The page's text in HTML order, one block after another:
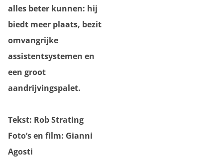
alles beter kunnen: hij
biedt meer plaats, bezit
omvangrijke
assistentsystemen en
een groot
aandrijvingspalet.
Tekst: Rob Strating
Foto’s en film: Gianni
Agosti